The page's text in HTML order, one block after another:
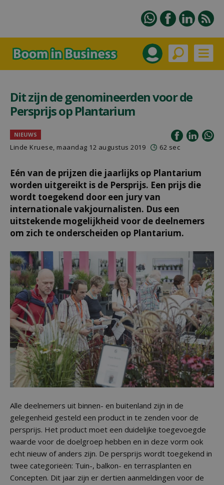
Dit zijn de genomineerden voor de
Persprijs op Plantarium
NIEUWS
Linde Kruese, maandag 12 augustus 2019 62 sec
Eén van de prijzen die jaarlijks op Plantarium
worden uitgereikt is de Persprijs. Een prijs die
wordt toegekend door een jury van
internationale vakjournalisten. Dus een
uitstekende mogelijkheid voor de deelnemers
om zich te onderscheiden op Plantarium.
Alle deelnemers uit binnen- en buitenland zijn in de
gelegenheid gesteld een product in te zenden voor de
persprijs. Het product moet een duidelijke toegevoegde
waarde voor de doelgroep hebben en in deze vorm ook
echt nieuw of anders zijn. De persprijs wordt toegekend in
twee categorieën: Tuin-, balkon- en terrasplanten en
Concepten. Dit jaar zijn er dertien aanmeldingen voor de